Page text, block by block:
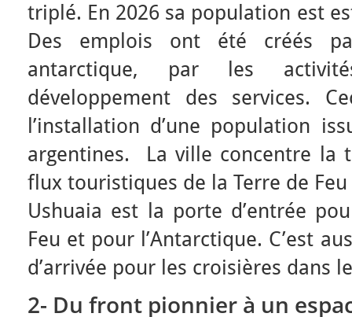
triplé. En 2026 sa population est
Des emplois ont été créés
antarctique, par les
développement des services.
l’installation d’une population
argentines. La ville concentre la
flux touristiques de la Terre de Feu
Ushuaia est la porte d’entrée
Feu et pour l’Antarctique. C’est
d’arrivée pour les croisières dans
2- Du front pionnier à un